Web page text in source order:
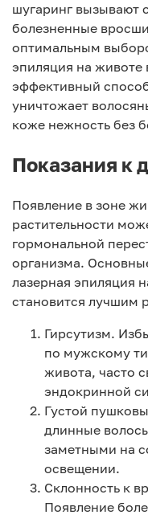
шугаринг вызывают
болезненные
оптимальным
эпиляция на
эффективный
уничтожает
коже нежность без
Показания к
Появление в зоне
растительности
гормональной
организма.
лазерная эпиляция
становится лучшим
Гирсутизм.
по мужскому
живота, часто
эндокринной
Густой
длинные
заметными на
освещении.
Склонность к
Появление